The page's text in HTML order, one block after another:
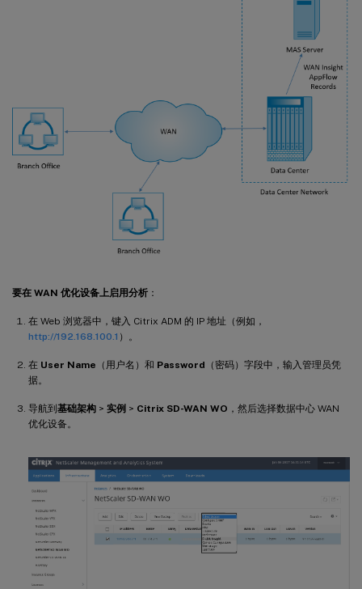
要在 WAN 优化设备上启用分析 ：
在 Web 浏览器中，键入 Citrix ADM 的 IP 地址（例如，
http://192.168.100.1 ）。
在 User Name （用户名）和 Password （密码）字段中，输入管理员凭
据。
导航到基础架构 > 实例 > Citrix SD-WAN WO ，然后选择数据中心 WAN
优化设备。